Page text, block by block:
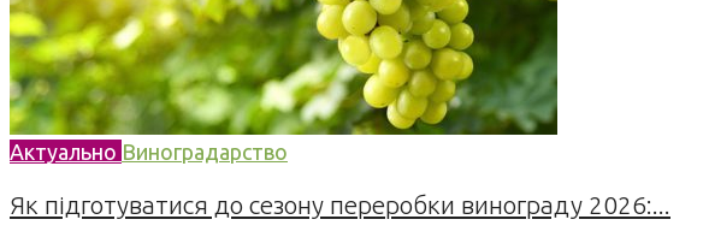
Актуально Виноградарство
Як підготуватися до сезону переробки винограду 2026:...